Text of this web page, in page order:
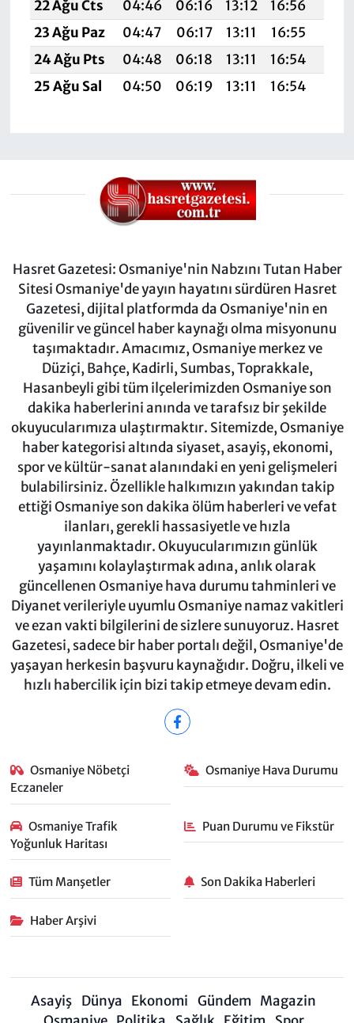
22 Ağu Cts
04:46 06:16 13:12 16:56
23 Ağu Paz
04:47 06:17 13:11 16:55
24 Ağu Pts
04:48 06:18 13:11 16:54
25 Ağu Sal
04:50 06:19 13:11 16:54
Hasret Gazetesi: Osmaniye'nin Nabzını Tutan Haber
Sitesi Osmaniye'de yayın hayatını sürdüren Hasret
Gazetesi, dijital platformda da Osmaniye'nin en
güvenilir ve güncel haber kaynağı olma misyonunu
taşımaktadır. Amacımız, Osmaniye merkez ve
Düziçi, Bahçe, Kadirli, Sumbas, Toprakkale,
Hasanbeyli gibi tüm ilçelerimizden Osmaniye son
dakika haberlerini anında ve tarafsız bir şekilde
okuyucularımıza ulaştırmaktır. Sitemizde, Osmaniye
haber kategorisi altında siyaset, asayiş, ekonomi,
spor ve kültür-sanat alanındaki en yeni gelişmeleri
bulabilirsiniz. Özellikle halkımızın yakından takip
ettiği Osmaniye son dakika ölüm haberleri ve vefat
ilanları, gerekli hassasiyetle ve hızla
yayınlanmaktadır. Okuyucularımızın günlük
yaşamını kolaylaştırmak adına, anlık olarak
güncellenen Osmaniye hava durumu tahminleri ve
Diyanet verileriyle uyumlu Osmaniye namaz vakitleri
ve ezan vakti bilgilerini de sizlere sunuyoruz. Hasret
Gazetesi, sadece bir haber portalı değil, Osmaniye'de
yaşayan herkesin başvuru kaynağıdır. Doğru, ilkeli ve
hızlı habercilik için bizi takip etmeye devam edin.
Osmaniye Nöbetçi
Eczaneler
Osmaniye Hava Durumu
Osmaniye Trafik
Yoğunluk Haritası
Puan Durumu ve Fikstür
Tüm Manşetler Son Dakika Haberleri
Haber Arşivi
Asayiş Dünya Ekonomi Gündem Magazin